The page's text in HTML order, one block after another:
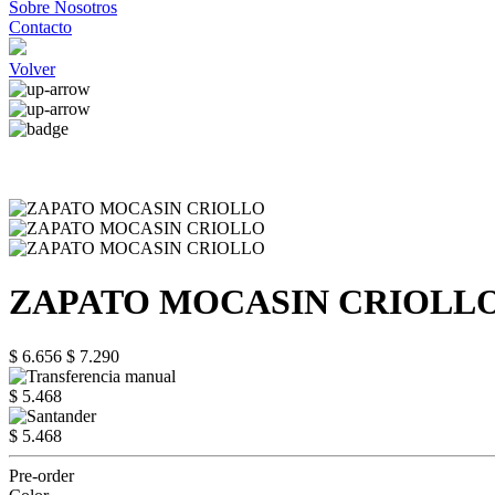
Sobre Nosotros
Contacto
Volver
ZAPATO MOCASIN
$ 6.656 $ 7.290
$ 5.468
$ 5.468
Pre-order